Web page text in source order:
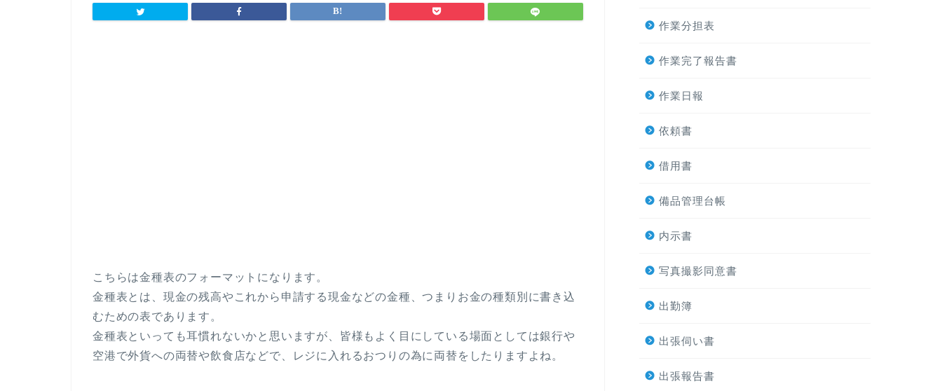
こちらは金種表のフォーマットになります。
金種表とは、現金の残高やこれから申請する現金などの金種、つまりお金の種類別に書き込
むための表であります。
金種表といっても耳慣れないかと思いますが、皆様もよく目にしている場面としては銀行や
空港で外貨への両替や飲食店などで、レジに入れるおつりの為に両替をしたりますよね。
作業分担表
作業完了報告書
作業日報
依頼書
借用書
備品管理台帳
内示書
写真撮影同意書
出勤簿
出張伺い書
出張報告書